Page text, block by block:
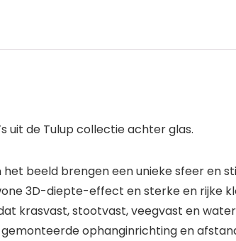
uit de Tulup collectie achter glas.
beeld brengen een unieke sfeer en
3D-diepte-effect en sterke en rijke
krasvast, stootvast, veegvast en
ophanginrichting en